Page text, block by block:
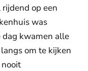
op een
was
dag kwamen alle
om te kijken